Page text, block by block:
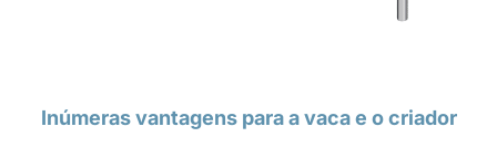
Inúmeras vantagens para a vaca e o criador